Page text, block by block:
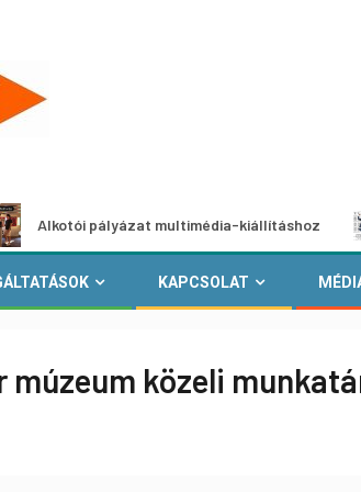
pályázat multimédia-kiállításhoz
KAPCSOLAT
múzeum közeli